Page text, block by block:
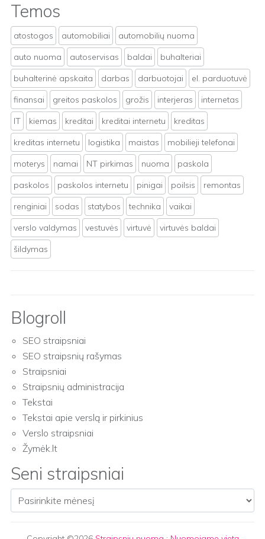
Temos
atostogos automobiliai
automobilių nuoma
auto nuoma
autoservisas baldai
buhalteriai
buhalterinė apskaita
darbas darbuotojai
el. parduotuvė
finansai
greitos paskolos grožis interjeras
internetas
IT
kiemas kreditai kreditai internetu
kreditas
kreditas internetu
logistika maistas
mobilieji telefonai
moterys
namai NT pirkimas nuoma
paskola
paskolos
paskolos internetu pinigai poilsis
remontas
renginiai
sodas statybos technika
vaikai
verslo valdymas
vestuvės virtuvė
virtuvės baldai
šildymas
Blogroll
SEO straipsniai
SEO straipsnių rašymas
Straipsniai
Straipsnių administracija
Tekstai
Tekstai apie verslą ir pirkinius
Verslo straipsniai
Žymėk.lt
Seni straipsniai
Seni straipsniai